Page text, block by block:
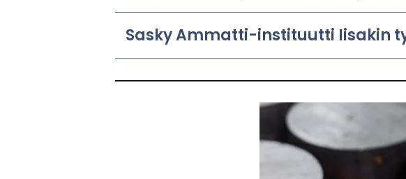
Sasky Ammatti-​instituutti Ii­sa­kin